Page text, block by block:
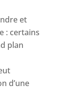
et
: certains
plan
d’une